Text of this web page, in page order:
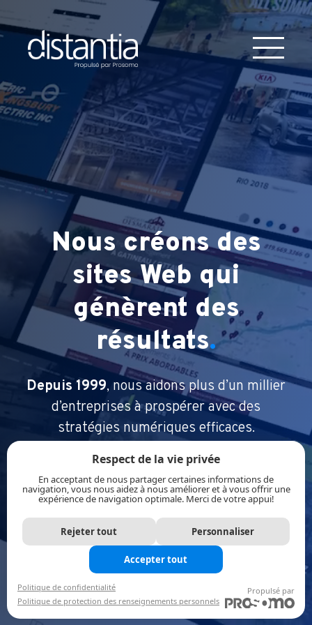
Nous créons des
sites Web qui
génèrent des
résultats.
Depuis 1999, nous aidons plus d’un millier
d’entreprisesà prospérer avec des
stratégies numériques efficaces.
Respect de la vie privée
En acceptant de nous partager certaines informations de
navigation, vous nous aidez à nous améliorer et à vous offrir une
expérience de navigation optimale. Merci de votre appui!
Rejeter tout Personnaliser
Accepter tout
Politique de confidentialité
Politique de protection des renseignements personnels
Propulsé par